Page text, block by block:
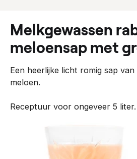
melkgewassen rabarber- en
meloensap met
Een heerlijke licht romig sap
meloen.
Receptuur voor ongeveer 5 liter.